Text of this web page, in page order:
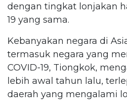
dengan tingkat lonjakan
19 yang sama.
Kebanyakan negara di
termasuk negara yang
COVID-19, Tiongkok,
lebih awal tahun lalu,
daerah yang mengalami